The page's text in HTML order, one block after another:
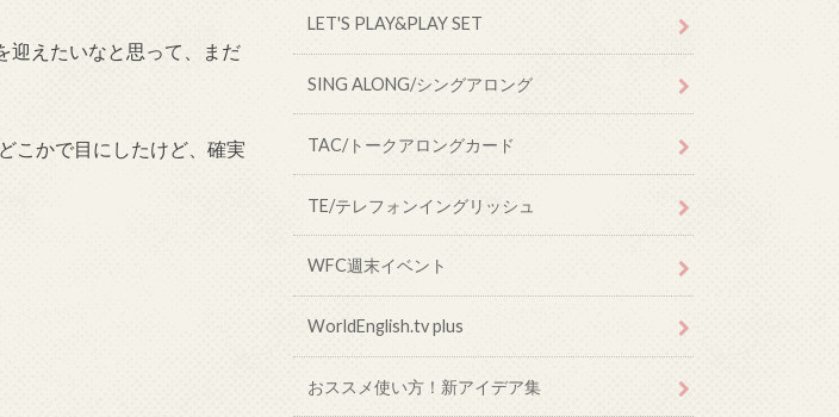
迎えたいなと思って、まだ
こかで目にしたけど、確実
LET'S PLAY&PLAY SET
SING ALONG/シングアロング
TAC/トークアロングカード
TE/テレフォンイングリッシュ
WFC週末イベント
WorldEnglish.tv plus
おススメ使い方！新アイデア集